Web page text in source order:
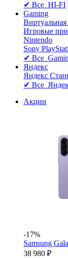
✔ Все HI-FI
Gaming
Виртуальная
Игровые
Nintendo
Sony
✔ Все
Яндекс
Яндекс
✔ Все
Акции
-17%
Samsung
38 980 ₽